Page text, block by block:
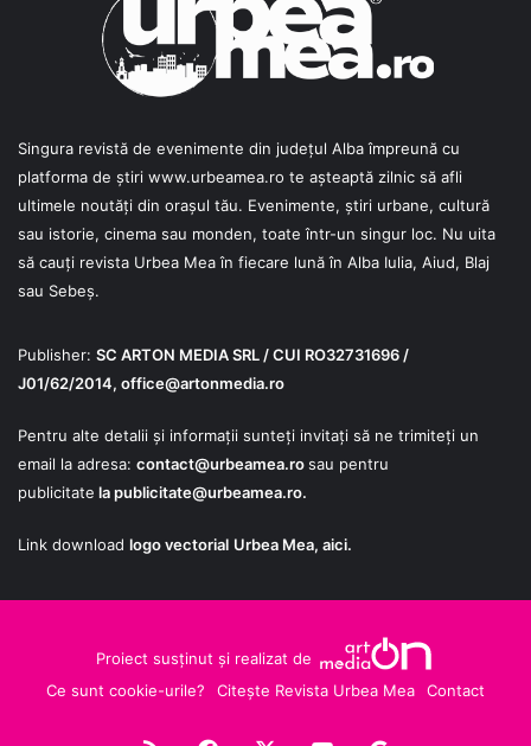
Singura revistă de evenimente din județul Alba împreună cu
platforma de știri www.urbeamea.ro te așteaptă zilnic să afli
ultimele noutăți din orașul tău. Evenimente, știri urbane, cultură
sau istorie, cinema sau monden, toate într-un singur loc. Nu uita
să cauți revista Urbea Mea în fiecare lună în Alba Iulia, Aiud, Blaj
sau Sebeș.
Publisher: SC ARTON MEDIA SRL / CUI RO32731696 /
J01/62/2014, office@artonmedia.ro
Pentru alte detalii și informații sunteți invitați să ne trimiteți un
email la adresa: contact@urbeamea.rosau pentru
publicitate lapublicitate@urbeamea.ro.
Link download logo vectorial Urbea Mea, aici.
Proiect susținut și realizat de
Ce sunt cookie-urile?
Citește Revista Urbea Mea Contact